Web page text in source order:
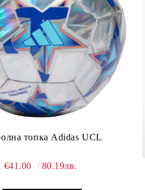
топка Adidas UCL
€41.00 80.19лв.